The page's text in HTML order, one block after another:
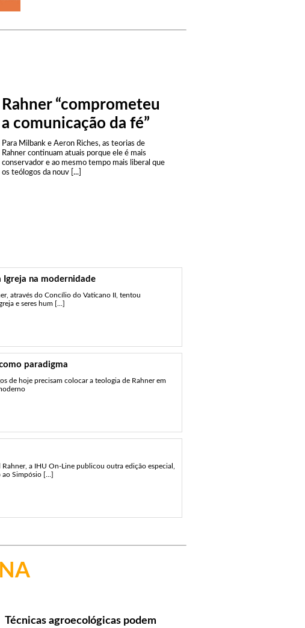
Rahner “comprometeu
a comunicação da fé”
Para Milbank e Aeron Riches, as teorias de
Rahner continuam atuais porque ele é mais
conservador e ao mesmo tempo mais liberal que
os teólogos da nouv [...]
Igreja na modernidade
através do Concílio do Vaticano II, tentou
e seres hum [...]
paradigma
de hoje precisam colocar a teologia de Rahner em
a IHU On-Line publicou outra edição especial,
Simpósio [...]
Técnicas agroecológicas podem